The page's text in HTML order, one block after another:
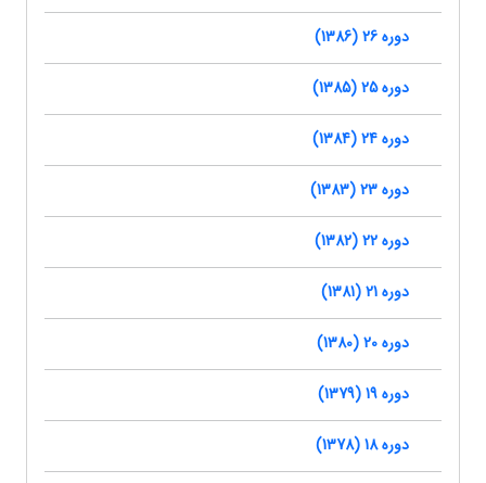
دوره 26 (1386)
دوره 25 (1385)
دوره 24 (1384)
دوره 23 (1383)
دوره 22 (1382)
دوره 21 (1381)
دوره 20 (1380)
دوره 19 (1379)
دوره 18 (1378)